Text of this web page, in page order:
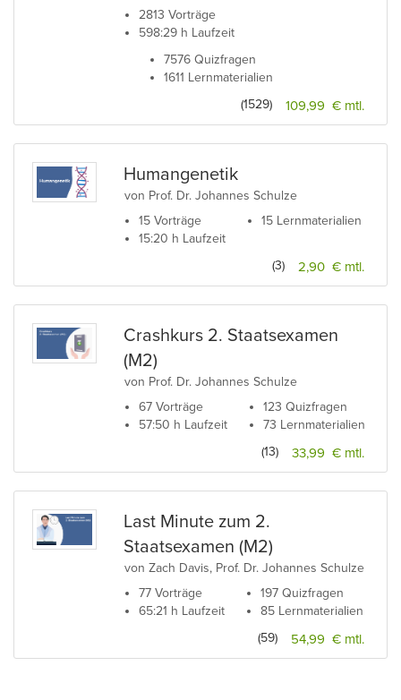
2813 Vorträge
598:29 h Laufzeit
7576 Quizfragen
1611 Lernmaterialien
109,99 € mtl.
(1529)
Humangenetik
von Prof. Dr. Johannes Schulze
15 Vorträge
15:20 h Laufzeit
15 Lernmaterialien
2,90 € mtl.
(3)
Crashkurs 2. Staatsexamen
(M2)
von Prof. Dr. Johannes Schulze
67 Vorträge
57:50 h Laufzeit
123 Quizfragen
73 Lernmaterialien
33,99 € mtl.
(13)
Last Minute zum 2.
Staatsexamen (M2)
von Zach Davis, Prof. Dr. Johannes Schulze
77 Vorträge
65:21 h Laufzeit
197 Quizfragen
85 Lernmaterialien
54,99 € mtl.
(59)